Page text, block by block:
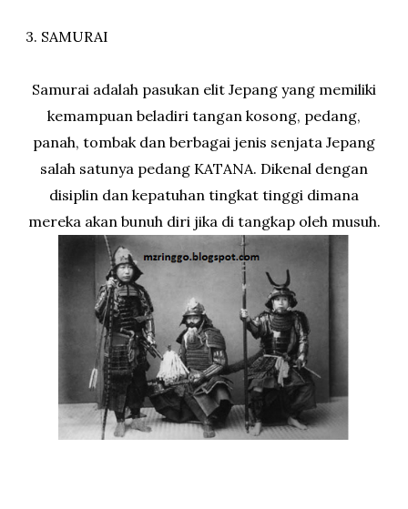
3. SAMURAI
Samurai adalah pasukan elit Jepang yang memiliki
kemampuan beladiri tangan kosong, pedang,
panah, tombak dan berbagai jenis senjata Jepang
salah satunya pedang KATANA. Dikenal dengan
disiplin dan kepatuhan tingkat tinggi dimana
mereka akan bunuh diri jika di tangkap oleh musuh.